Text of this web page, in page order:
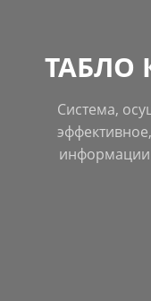
ТАБЛО
Система,
информации